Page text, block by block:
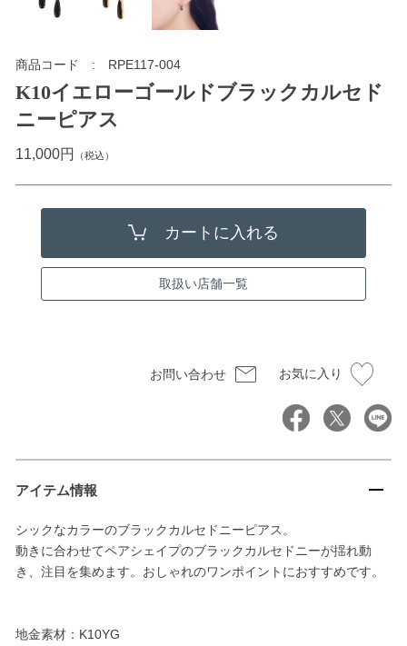
商品コード RPE117-004
K10イエローゴールドブラックカルセド
ニーピアス
11,000円 （税込）
取扱い店舗一覧
お問い合わせ お気に入り
アイテム情報
シックなカラーのブラックカルセドニーピアス。
動きに合わせてペアシェイプのブラックカルセドニーが揺れ動
き、注目を集めます。おしゃれのワンポイントにおすすめです。
地金素材：K10YG